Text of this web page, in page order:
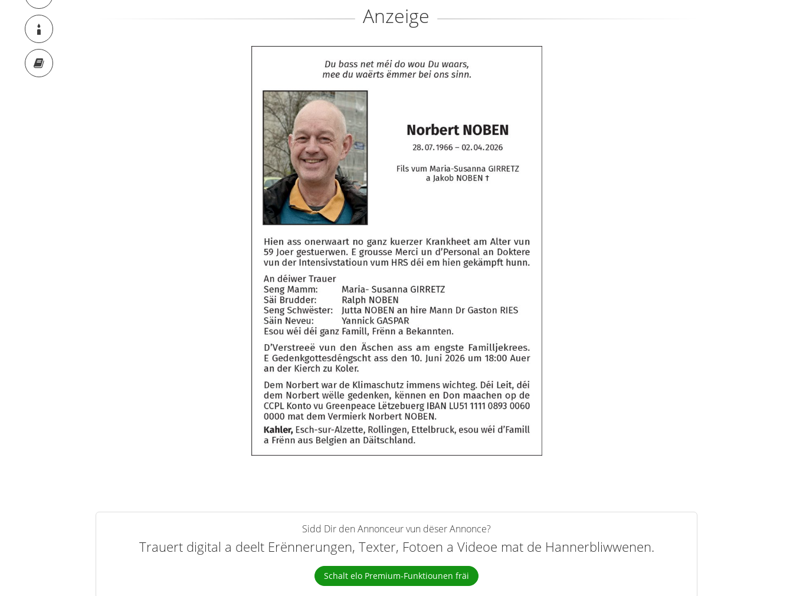
Anzeige
Sidd Dir den Annonceur vun dëser Annonce?
Trauert digital a deelt Erënnerungen, Texter, Fotoen a Videoe mat de Hannerbliwwenen.
Schalt elo Premium-Funktiounen fräi